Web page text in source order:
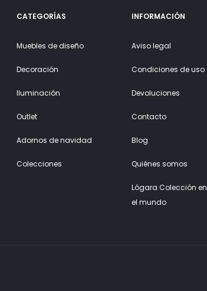
CATEGORÍAS
Muebles de diseño
Decoración
Iluminación
Outlet
Adornos de navidad
Colecciones
INFORMACIÓN
Aviso legal
Condiciones de uso
Devoluciones
Contacto
Blog
Quiénes somos
Lógara Colección en
el mundo